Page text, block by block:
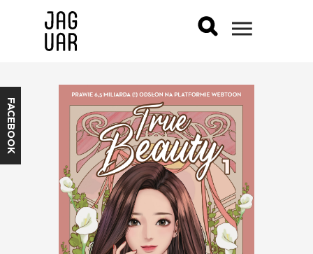
FACEBOOK